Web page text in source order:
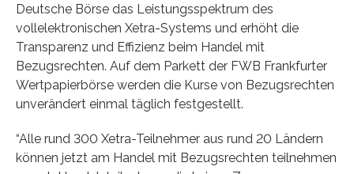
Deutsche Börse das Leistungsspektrum des
vollelektronischen Xetra-Systems und erhöht die
Transparenz und Effizienz beim Handel mit
Bezugsrechten. Auf dem Parkett der FWB Frankfurter
Wertpapierbörse werden die Kurse von Bezugsrechten
unverändert einmal täglich festgestellt.
“Alle rund 300 Xetra-Teilnehmer aus rund 20 Ländern
können jetzt am Handel mit Bezugsrechten teilnehmen